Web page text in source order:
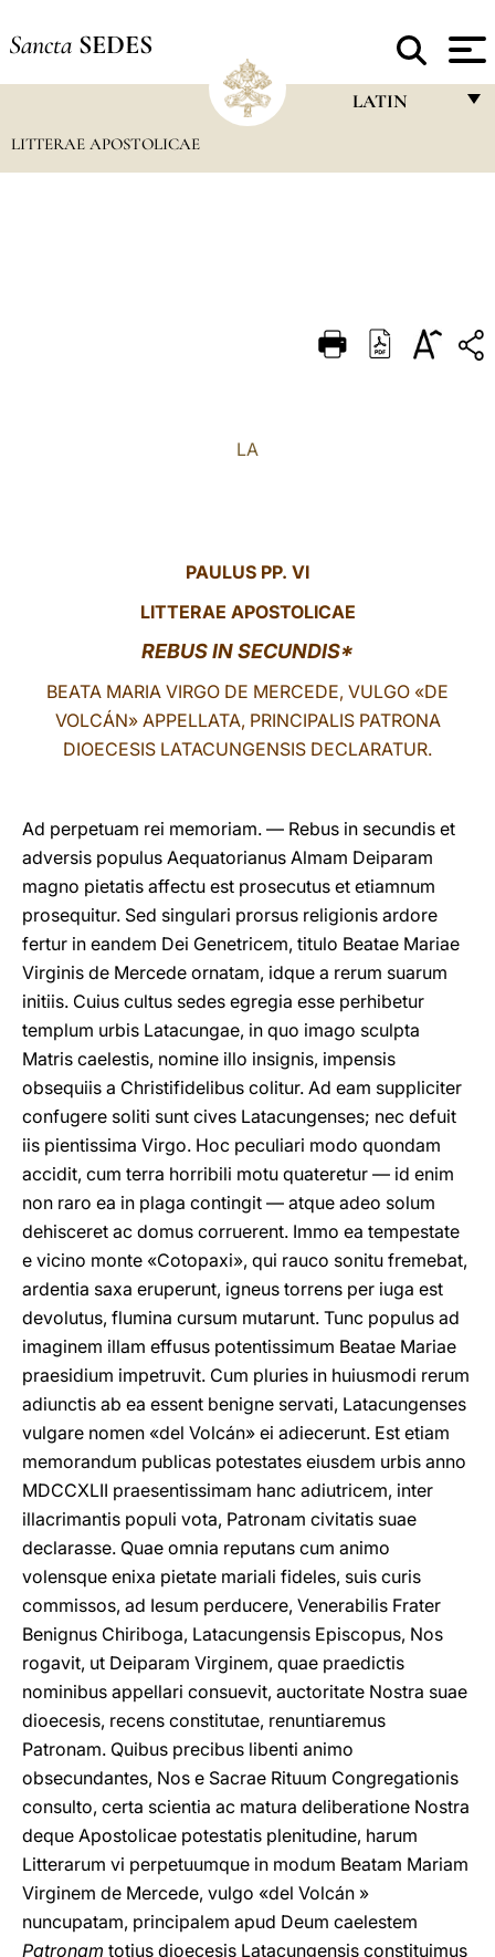
Sancta SEDES
LATIN
DEUTSCH
LITTERAE APOSTOLICAE
LA
PAULUS PP. VI
LITTERAE APOSTOLICAE
REBUS IN SECUNDIS*
BEATA MARIA VIRGO DE MERCEDE, VULGO «DE
VOLCÁN» APPELLATA, PRINCIPALIS PATRONA
DIOECESIS LATACUNGENSIS DECLARATUR.
Ad perpetuam rei memoriam. — Rebus in secundis et
adversis populus Aequatorianus Almam Deiparam
magno pietatis affectu est prosecutus et etiamnum
prosequitur. Sed singulari prorsus religionis ardore
fertur in eandem Dei Genetricem, titulo Beatae Mariae
Virginis de Mercede ornatam, idque a rerum suarum
initiis. Cuius cultus sedes egregia esse perhibetur
templum urbis Latacungae, in quo imago sculpta
Matris caelestis, nomine illo insignis, impensis
obsequiis a Christifidelibus colitur. Ad eam suppliciter
confugere soliti sunt cives Latacungenses; nec defuit
iis pientissima Virgo. Hoc peculiari modo quondam
accidit, cum terra horribili motu quateretur — id enim
non raro ea in plaga contingit — atque adeo solum
dehisceret ac domus corruerent. Immo ea tempestate
e vicino monte «Cotopaxi», qui rauco sonitu fremebat,
ardentia saxa eruperunt, igneus torrens per iuga est
devolutus, flumina cursum mutarunt. Tunc populus ad
imaginem illam effusus potentissimum Beatae Mariae
praesidium impetruvit. Cum pluries in huiusmodi rerum
adiunctis ab ea essent benigne servati, Latacungenses
vulgare nomen «del Volcán» ei adiecerunt. Est etiam
memorandum publicas potestates eiusdem urbis anno
MDCCXLII praesentissimam hanc adiutricem, inter
illacrimantis populi vota, Patronam civitatis suae
declarasse. Quae omnia reputans cum animo
volensque enixa pietate mariali fideles, suis curis
commissos, ad Iesum perducere, Venerabilis Frater
Benignus Chiriboga, Latacungensis Episcopus, Nos
rogavit, ut Deiparam Virginem, quae praedictis
nominibus appellari consuevit, auctoritate Nostra suae
dioecesis, recens constitutae, renuntiaremus
Patronam. Quibus precibus libenti animo
obsecundantes, Nos e Sacrae Rituum Congregationis
consulto, certa scientia ac matura deliberatione Nostra
deque Apostolicae potestatis plenitudine, harum
Litterarum vi perpetuumque in modum Beatam Mariam
Virginem de Mercede, vulgo «del Volcán »
nuncupatam, principalem apud Deum caelestem
Patronam totius dioecesis Latacungensis constituimus